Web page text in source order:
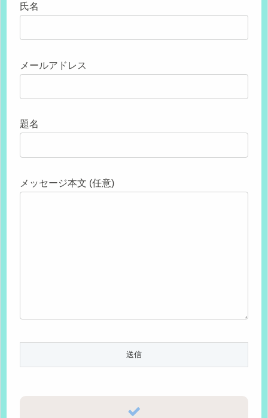
氏名
メールアドレス
題名
メッセージ本文 (任意)